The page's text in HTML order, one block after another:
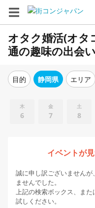
オタク婚活(オタ
通の趣味の出会
目的 静岡県 エリア
木
6
金
7
土
8
イベントが
誠に申し訳ございません
ませんでした。
上記の検索ボックス、ま
試しください。